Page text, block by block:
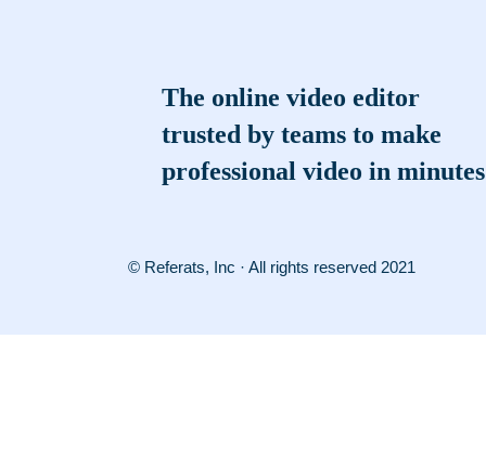
The online video editor
trusted by teams to make
professional video in minutes
© Referats, Inc · All rights reserved 2021